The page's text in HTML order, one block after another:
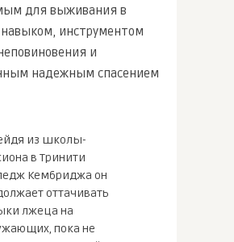
для выживания в
инструментом
и
надежным спасением
из школы-
в Тринити
Кембриджа он
оттачивать
лжеца на
пока не